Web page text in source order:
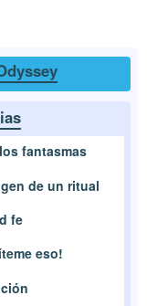
fantasmas
de un ritual
fe
eso!